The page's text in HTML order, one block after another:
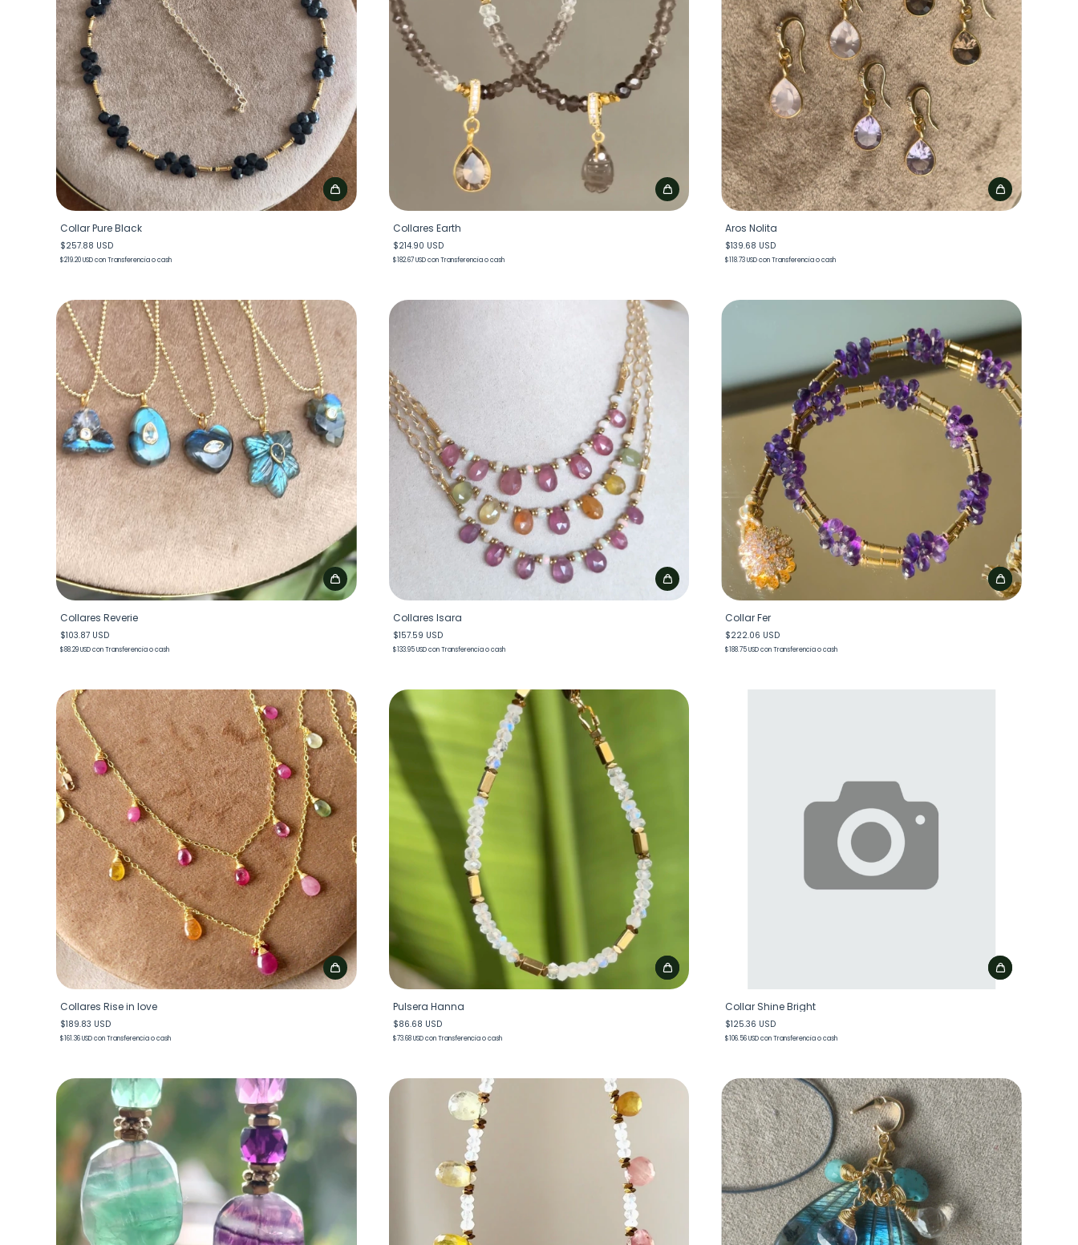
Collar Pure Black
$257.88 USD
$219.20 USDconTransferencia o cash
Collares Earth
$214.90 USD
$182.67 USDcon Transferencia o cash
Aros Nolita
$139.68 USD
$118.73 USDcon Transferencia o cash
Collares Reverie
$103.87 USD
$88.29 USDconTransferencia o cash
Collares Isara
$157.59 USD
$133.95 USDcon Transferencia o cash
Collar Fer
$222.06 USD
$188.75 USDcon Transferencia o cash
Collares Rise in love
$189.83 USD
$161.36 USDconTransferencia o cash
Pulsera Hanna
$86.68 USD
$73.68 USDcon Transferencia o cash
Collar Shine Bright
$125.36 USD
$106.56 USDcon Transferencia o cash